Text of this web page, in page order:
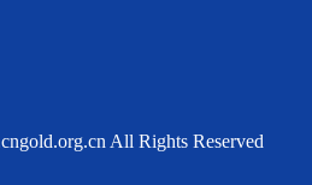
All Rights Reserved